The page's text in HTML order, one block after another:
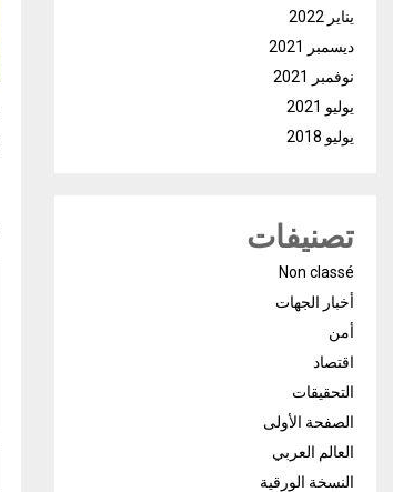
يناير 2022
ديسمبر 2021
نوفمبر 2021
يوليو 2021
يوليو 2018
تصنيفات
Non classé
أخبار الجهات
أمن
اقتصاد
التحقيقات
الصفحة الأولى
العالم العربي
النسخة الورقية